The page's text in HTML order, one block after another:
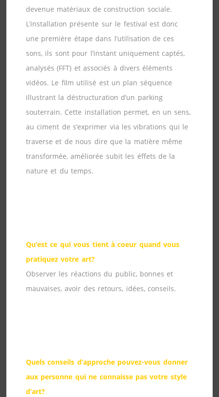
devenue matériaux de construction sociale.
L’installation présente sur le festival est donc
une première étape dans l’utilisation de ces
sons, ils sont pour l’instant uniquement captés,
analysés (FFT) et associés à divers éléments
vidéos. Le film utilisé est un plan séquence
illustrant la déstructuration d’un parking
souterrain. Cette installation permet, en un sens,
au ciment de s’exprimer via les vibrations qui le
traverse et de nous dire que la matière même
transformée, améliorée subit les éffets de la
nature et du temps.
Qu’est ce qui vous tient à coeur quand vous
pratiquez votre art?
Observer les réactions du public, bonnes et
mauvaises, avoir des retours, idées, conseils.
Quels conseils d’approche pouvez-vous donner
aux personne qui ne connaisse pas votre style
d’art?